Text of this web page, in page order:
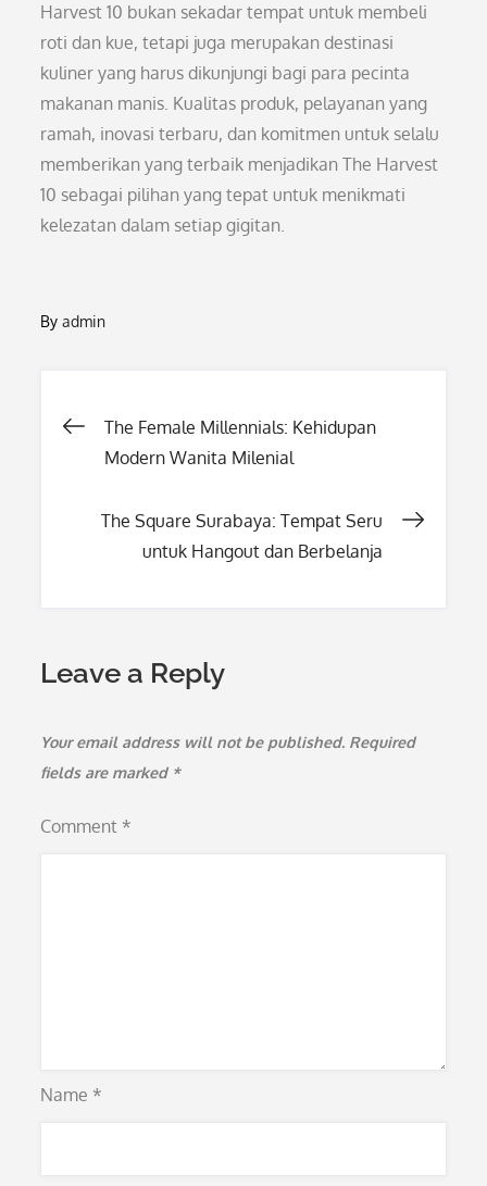
Harvest 10 bukan sekadar tempat untuk membeli
roti dan kue, tetapi juga merupakan destinasi
kuliner yang harus dikunjungi bagi para pecinta
makanan manis. Kualitas produk, pelayanan yang
ramah, inovasi terbaru, dan komitmen untuk selalu
memberikan yang terbaik menjadikan The Harvest
10 sebagai pilihan yang tepat untuk menikmati
kelezatan dalam setiap gigitan.
Byadmin
Post
The Female Millennials: Kehidupan
Modern Wanita Milenial
The Square Surabaya: Tempat Seru
untuk Hangout dan Berbelanja
Leave a Reply
Your email address will not be published. Required
fields are marked *
Comment *
Name *